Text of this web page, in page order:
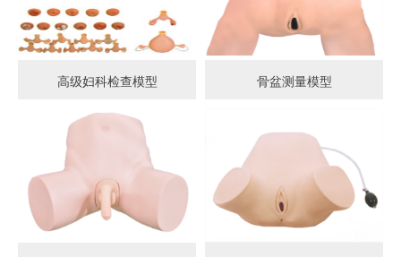
高级妇科检查模型 骨盆测量模型